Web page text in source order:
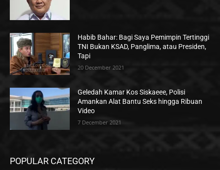
Habib Bahar: Bagi Saya Pemimpin Tertinggi
TNI Bukan KSAD, Panglima, atau Presiden,
Tapi
20 December 2021
Geledah Kamar Kos Siskaeee, Polisi
Amankan Alat Bantu Seks hingga Ribuan
Video
7 December 2021
POPULAR CATEGORY